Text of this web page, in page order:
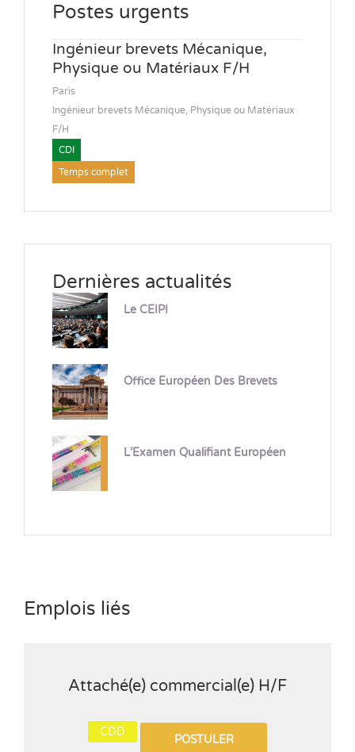
Postes urgents
Ingénieur brevets Mécanique,
Physique ou Matériaux F/H
Paris
Ingénieur brevets Mécanique, Physique ou Matériaux
F/H
CDI
Temps complet
Dernières actualités
Le CEIPI
Office Européen Des Brevets
L’Examen Qualifiant Européen
Emplois liés
Attaché(e) commercial(e) H/F
CDD
POSTULER